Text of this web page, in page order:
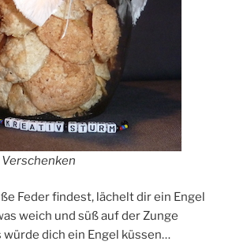
Feder findest, lächelt dir ein Engel
weich und süß auf der Zunge
würde dich ein Engel küssen…